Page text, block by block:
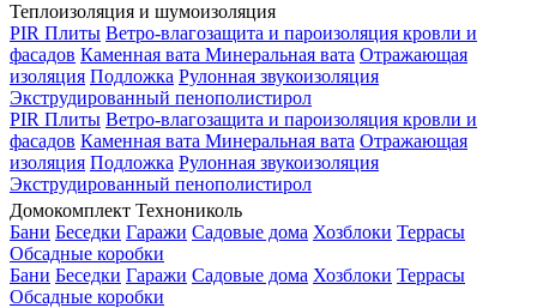
Теплоизоляция и шумоизоляция
PIR Плиты Ветро-влагозащита и пароизоляция кровли и
фасадов Каменная вата Минеральная вата Отражающая
изоляция Подложка Рулонная звукоизоляция
Экструдированный пенополистирол
PIR Плиты Ветро-влагозащита и пароизоляция кровли и
фасадов Каменная вата Минеральная вата Отражающая
изоляция Подложка Рулонная звукоизоляция
Экструдированный пенополистирол
Домокомплект Технониколь
Бани Беседки Гаражи Садовые дома Хозблоки Террасы
Обсадные коробки
Бани Беседки Гаражи Садовые дома Хозблоки Террасы
Обсадные коробки